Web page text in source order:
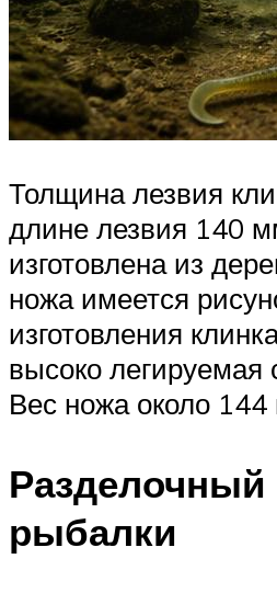
Толщина лезвия
длине лезвия 140
изготовлена из
ножа имеется
изготовления
высоко легируемая
Вес ножа около 144
рыбалки